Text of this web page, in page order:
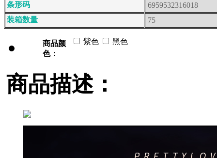
条形码
6959532316018
装箱数量
75
商品颜
色：
紫色 黑色
商品描述：